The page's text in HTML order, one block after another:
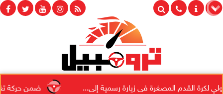
ضمن حركة القدم المصغرة فى زيارة رسمية إلى...